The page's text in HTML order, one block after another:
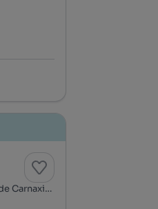
Avenida Maria Barroso - Urbanização Alto da Montanha, Serra de Carnaxide - Parque de Santa Cruz, Carnaxide e Queijas, Oeiras, Lisboa